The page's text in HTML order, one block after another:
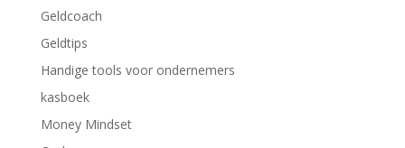
Geldcoach
Geldtips
Handige tools voor ondernemers
kasboek
Money Mindset